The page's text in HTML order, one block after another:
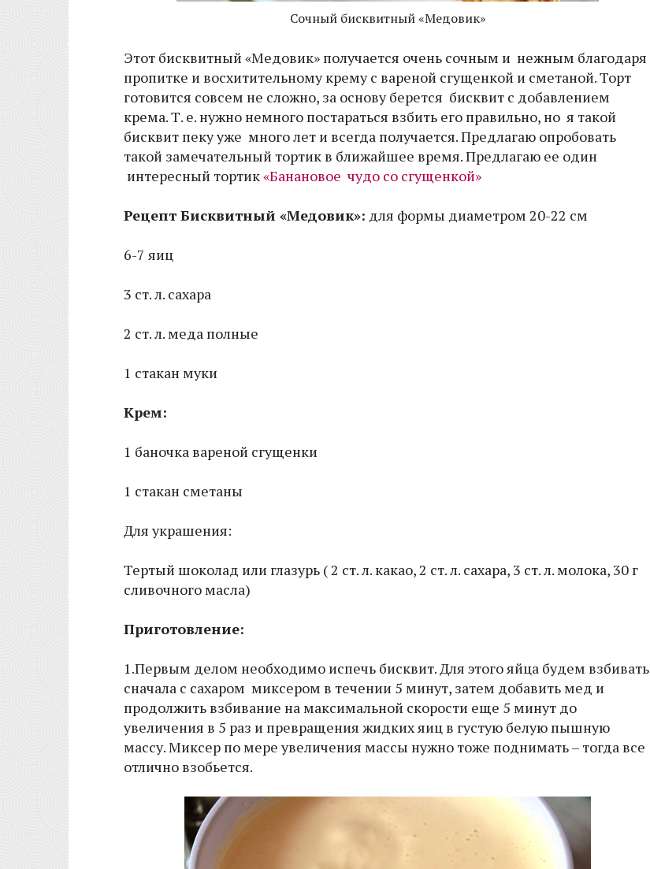
Сочный бисквитный «Медовик»
Этот бисквитный «Медовик» получается очень сочным и нежным благодаря
пропитке и восхитительному крему с вареной сгущенкой и сметаной. Торт
готовится совсем не сложно, за основу берется бисквит с добавлением
крема. Т. е. нужно немного постараться взбить его правильно, но я такой
бисквит пеку уже много лет и всегда получается. Предлагаю опробовать
такой замечательный тортик в ближайшее время. Предлагаю ее один
интересный тортик«Банановое чудо со сгущенкой»
Рецепт Бисквитный «Медовик»: для формы диаметром 20-22 см
6-7 яиц
3 ст. л. сахара
2 ст. л. меда полные
1 стакан муки
Крем:
1 баночка вареной сгущенки
1 стакан сметаны
Для украшения:
Тертый шоколад или глазурь ( 2 ст. л. какао, 2 ст. л. сахара, 3 ст. л. молока, 30 г
сливочного масла)
Приготовление:
1.Первым делом необходимо испечь бисквит. Для этого яйца будем взбивать
сначала с сахаром миксером в течении 5 минут, затем добавить мед и
продолжить взбивание на максимальной скорости еще 5 минут до
увеличения в 5 раз и превращения жидких яиц в густую белую пышную
массу. Миксер по мере увеличения массы нужно тоже поднимать – тогда все
отлично взобьется.